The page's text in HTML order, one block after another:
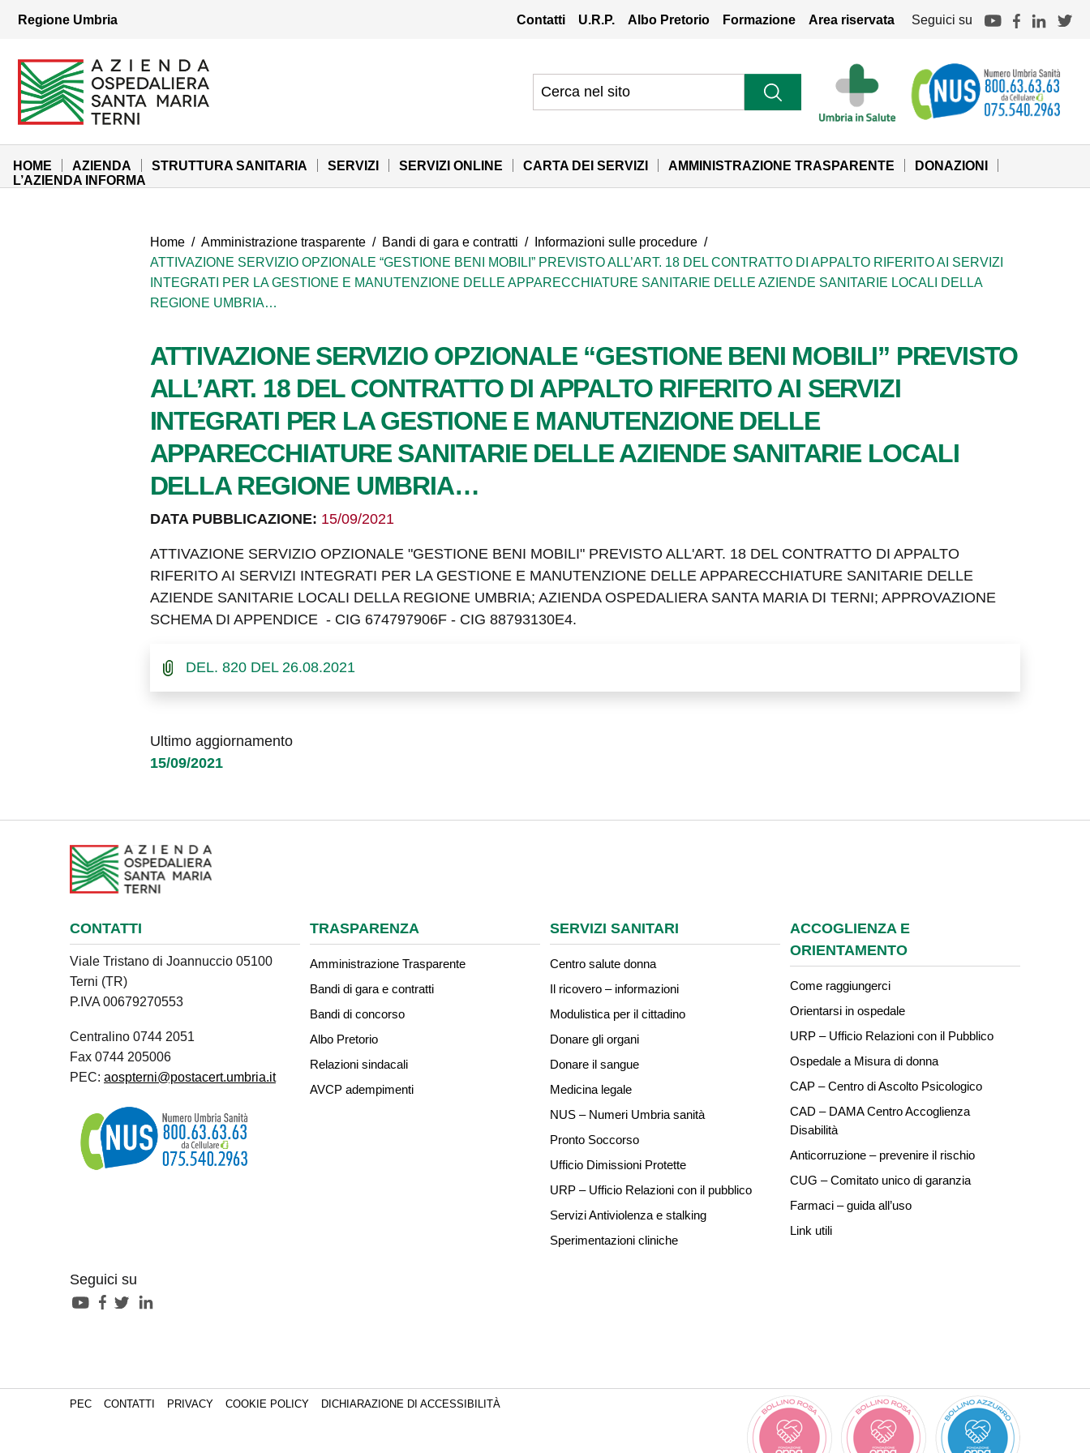
Vai al menu di navigazione
Regione Umbria Contatti U.R.P. Albo Pretorio Formazione Area riservata Seguici su
Azienda Ospedaliera Santa Maria di Terni
Sito Istituzionale
HOME AZIENDA STRUTTURA SANITARIA SERVIZI SERVIZI ONLINE CARTA DEI SERVIZI AMMINISTRAZIONE TRASPARENTE
DONAZIONI
L’AZIENDA INFORMA
Home / Amministrazione trasparente / Bandi di gara e contratti / Informazioni sulle procedure /
ATTIVAZIONE SERVIZIO OPZIONALE “GESTIONE BENI MOBILI” PREVISTO ALL’ART. 18 DEL CONTRATTO DI APPALTO RIFERITO AI SERVIZI
INTEGRATI PER LA GESTIONE E MANUTENZIONE DELLE APPARECCHIATURE SANITARIE DELLE AZIENDE SANITARIE LOCALI DELLA
REGIONE UMBRIA…
ATTIVAZIONE SERVIZIO OPZIONALE “GESTIONE BENI MOBILI” PREVISTO
ALL’ART. 18 DEL CONTRATTO DI APPALTO RIFERITO AI SERVIZI
INTEGRATI PER LA GESTIONE E MANUTENZIONE DELLE
APPARECCHIATURE SANITARIE DELLE AZIENDE SANITARIE LOCALI
DELLA REGIONE UMBRIA…
DATA PUBBLICAZIONE: 15/09/2021
ATTIVAZIONE SERVIZIO OPZIONALE "GESTIONE BENI MOBILI" PREVISTO ALL'ART. 18 DEL CONTRATTO DI APPALTO
RIFERITO AI SERVIZI INTEGRATI PER LA GESTIONE E MANUTENZIONE DELLE APPARECCHIATURE SANITARIE DELLE
AZIENDE SANITARIE LOCALI DELLA REGIONE UMBRIA; AZIENDA OSPEDALIERA SANTA MARIA DI TERNI; APPROVAZIONE
SCHEMA DI APPENDICE - CIG 674797906F - CIG 88793130E4.
DEL. 820 DEL 26.08.2021
Ultimo aggiornamento
15/09/2021
CONTATTI
Viale Tristano di Joannuccio 05100
Terni (TR)
P.IVA 00679270553
Centralino 0744 2051
Fax 0744 205006
PEC: aospterni@postacert.umbria.it
Seguici su
TRASPARENZA
Amministrazione Trasparente
Bandi di gara e contratti
Bandi di concorso
Albo Pretorio
Relazioni sindacali
AVCP adempimenti
SERVIZI SANITARI
Centro salute donna
Il ricovero – informazioni
Modulistica per il cittadino
Donare gli organi
Donare il sangue
Medicina legale
NUS – Numeri Umbria sanità
Pronto Soccorso
Ufficio Dimissioni Protette
URP – Ufficio Relazioni con il pubblico
Servizi Antiviolenza e stalking
Sperimentazioni cliniche
ACCOGLIENZA E
ORIENTAMENTO
Come raggiungerci
Orientarsi in ospedale
URP – Ufficio Relazioni con il Pubblico
Ospedale a Misura di donna
CAP – Centro di Ascolto Psicologico
CAD – DAMA Centro Accoglienza
Disabilità
Anticorruzione – prevenire il rischio
CUG – Comitato unico di garanzia
Farmaci – guida all’uso
Link utili
PEC CONTATTI PRIVACY COOKIE POLICY DICHIARAZIONE DI ACCESSIBILITÀ